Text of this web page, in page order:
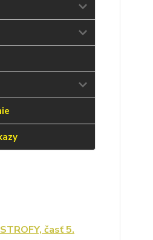
časť 5.